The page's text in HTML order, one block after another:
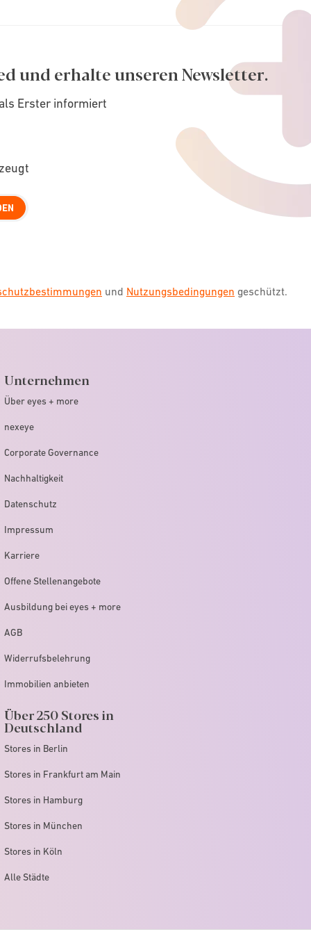
und erhalte unseren Newsletter.
Erster informiert
und Nutzungsbedingungen geschützt.
Unternehmen
Über eyes + more
nexeye
Corporate Governance
Nachhaltigkeit
Datenschutz
Impressum
Karriere
Offene Stellenangebote
Ausbildung bei eyes + more
AGB
Widerrufsbelehrung
Immobilien anbieten
Über 250 Stores in
Deutschland
Stores in Berlin
Stores in Frankfurt am Main
Stores in Hamburg
Stores in München
Stores in Köln
Alle Städte